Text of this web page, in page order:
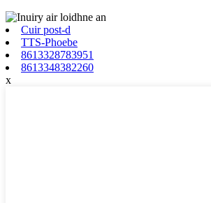
Cuir post-d
TTS-Phoebe
8613328783951
8613348382260
x